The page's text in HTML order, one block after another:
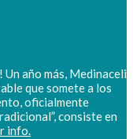
año más, Medinaceli
que somete a los
oficialmente
consiste en
info.